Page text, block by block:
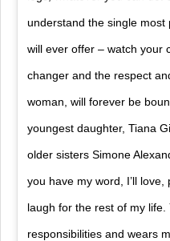
understand the single
will ever offer – watch your
changer and the respect
woman, will forever be
youngest daughter, Tiana
older sisters Simone
you have my word, I’ll
laugh for the rest of my
responsibilities and wears